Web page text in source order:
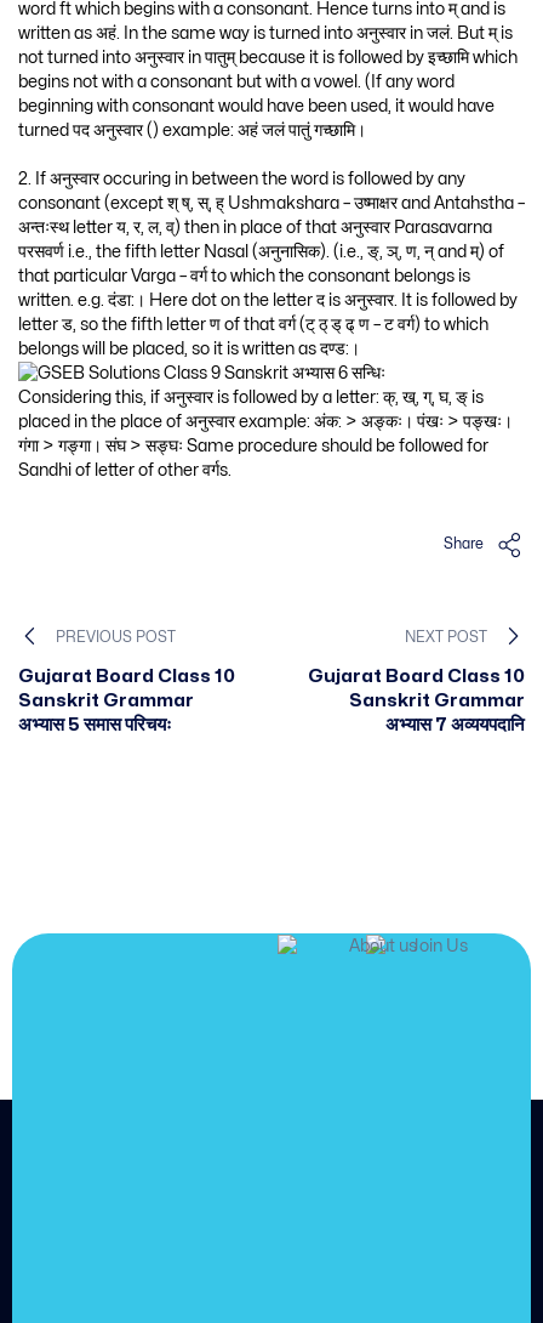
word ft which begins with a consonant. Hence turns into म् and is
written as अहं. In the same way is turned into अनुस्वार in जलं. But म् is
not turned into अनुस्वार in पातुम् because it is followed by इच्छामि which
begins not with a consonant but with a vowel. (If any word
beginning with consonant would have been used, it would have
turned पद अनुस्वार () example: अहं जलं पातुं गच्छामि।
2. If अनुस्वार occuring in between the word is followed by any
consonant (except श् ष्, स्, ह् Ushmakshara – उष्माक्षर and Antahstha –
अन्तःस्थ letter य, र, ल, व्) then in place of that अनुस्वार Parasavarna
परसवर्ण i.e., the fifth letter Nasal (अनुनासिक). (i.e., ङ्, ञ्, ण, न् and म्) of
that particular Varga – वर्ग to which the consonant belongs is
written. e.g. दंडा:। Here dot on the letter द is अनुस्वार. It is followed by
letter ड, so the fifth letter ण of that वर्ग (ट् ठ् ड् ढ् ण – ट वर्ग) to which
belongs will be placed, so it is written as दण्ड:।
Considering this, if अनुस्वार is followed by a letter: क्, ख्, ग्, घ, ङ् is
placed in the place of अनुस्वार example: अंक: > अङ्कः। पंखः > पङ्खः।
गंगा > गङ्गा। संघ > सङ्घः Same procedure should be followed for
Sandhi of letter of other वर्गs.
Share
PREVIOUS POST
Gujarat Board Class 10
Sanskrit Grammar
अभ्यास 5 समास परिचयः
NEXT POST
Gujarat Board Class 10
Sanskrit Grammar
अभ्यास 7 अव्ययपदानि